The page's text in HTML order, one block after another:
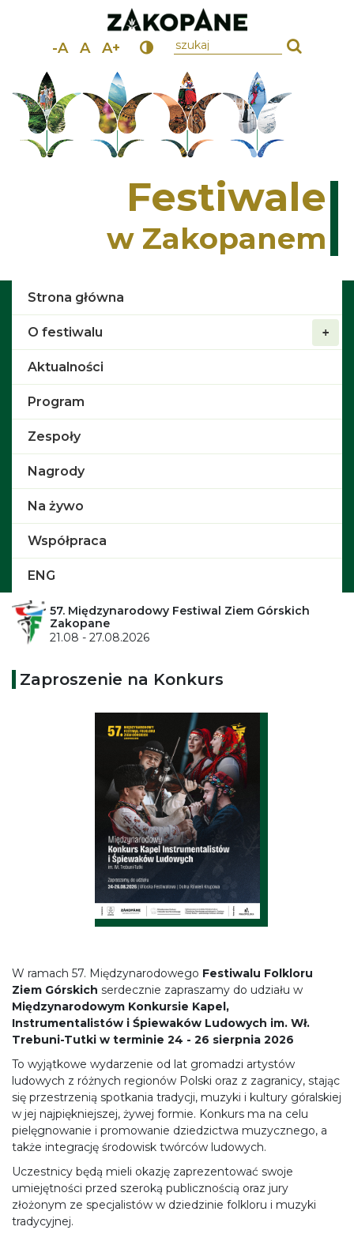
-A A A+ wpisz szukany tekst
Festiwale
w Zakopanem
Strona główna
O festiwalu
Aktualności
Program
Zespoły
Nagrody
Na żywo
Współpraca
ENG
57. Międzynarodowy Festiwal Ziem Górskich
Zakopane
21.08 - 27.08.2026
Zaproszenie na Konkurs
W ramach 57. Międzynarodowego Festiwalu Folkloru
Ziem Górskich serdecznie zapraszamy do udziału w
Międzynarodowym Konkursie Kapel,
Instrumentalistów i Śpiewaków Ludowych im. Wł.
Trebuni-Tutki w terminie 24 - 26 sierpnia 2026
To wyjątkowe wydarzenie od lat gromadzi artystów
ludowych z różnych regionów Polski oraz z zagranicy, stając
się przestrzenią spotkania tradycji, muzyki i kultury góralskiej
w jej najpiękniejszej, żywej formie. Konkurs ma na celu
pielęgnowanie i promowanie dziedzictwa muzycznego, a
także integrację środowisk twórców ludowych.
Uczestnicy będą mieli okazję zaprezentować swoje
umiejętności przed szeroką publicznością oraz jury
złożonym ze specjalistów w dziedzinie folkloru i muzyki
tradycyjnej.